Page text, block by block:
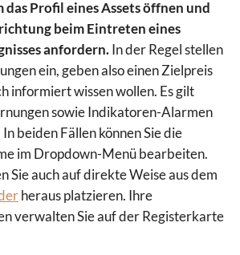
Profil eines Assets öffnen und
beim Eintreten eines
anfordern.In der Regel stellen
ein, geben also einen Zielpreis
informiert wissen wollen. Es gilt
sowie Indikatoren-Alarmen
beiden Fällen können Sie die
im Dropdown-Menü bearbeiten.
Sie auch auf direkte Weise aus dem
heraus platzieren. Ihre
verwalten Sie auf der Registerkarte